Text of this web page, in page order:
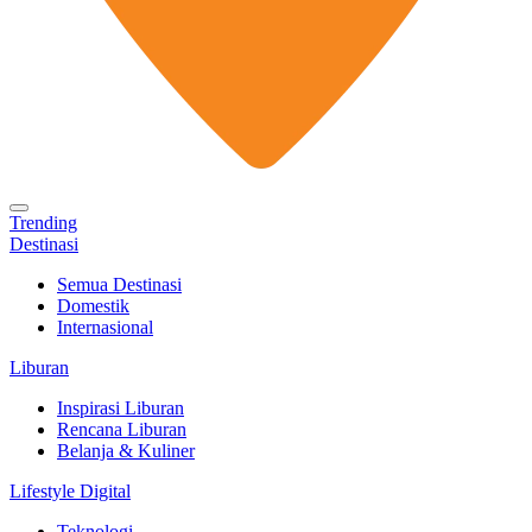
Trending
Destinasi
Semua Destinasi
Domestik
Internasional
Liburan
Inspirasi Liburan
Rencana Liburan
Belanja & Kuliner
Lifestyle Digital